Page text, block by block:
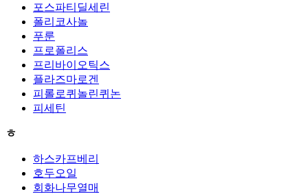
포스파티딜세린
폴리코사놀
푸룬
프로폴리스
프리바이오틱스
플라즈마로겐
피롤로퀴놀린퀴논
피세틴
ㅎ
하스카프베리
호두오일
회화나무열매